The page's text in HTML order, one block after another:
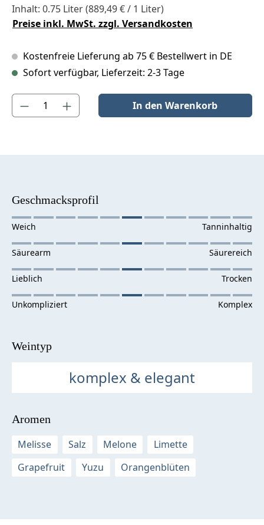
Inhalt: 0.75 Liter(889,49 € / 1 Liter)
Preise inkl. MwSt. zzgl. Versandkosten
Kostenfreie Lieferung ab 75 € Bestellwert in DE
Sofort verfügbar, Lieferzeit: 2-3 Tage
Produkt Anzahl: Gib den gewünschten Wert ein oder benutze
In den Warenkorb
Geschmacksprofil
Weintyp
komplex & elegant
Aromen
Melisse
Salz Melone
Limette
Grapefruit
Yuzu Orangenblüten